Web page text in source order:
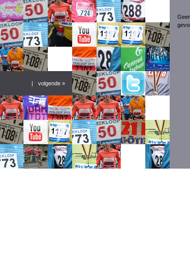
| volgende »